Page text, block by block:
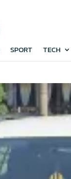
SPORT TECH